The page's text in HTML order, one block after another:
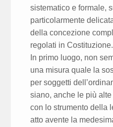
sistematico e formale,
particolarmente
della concezione
regolati in Costituzione.
In primo luogo, non
una misura quale la
per soggetti
siano, anche le più
con lo strumento della
atto avente la